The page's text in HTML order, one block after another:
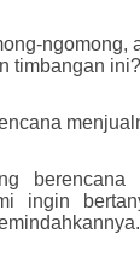
ngomong,
timbangan
berencana
ingin